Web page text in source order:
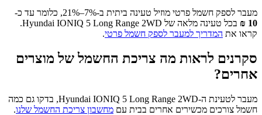
מעבר לספק חשמל פרטי מוזיל טעינה ביתית ב-7%–21%, כלומר עד כ-
10
₪ בכל טעינה מלאה של Hyundai IONIQ 5 Long Range 2WD
.
קראו את המדריך למעבר לספק חשמל פרטי.
סקרנים לראות מה צריכת החשמל של מוצרים
אחרים?
מעבר לטעינת ה-Hyundai IONIQ 5 Long Range 2WD, בדקו גם כמה
חשמל צורכים מכשירים אחרים בבית עם מחשבון צריכת החשמל שלנו.